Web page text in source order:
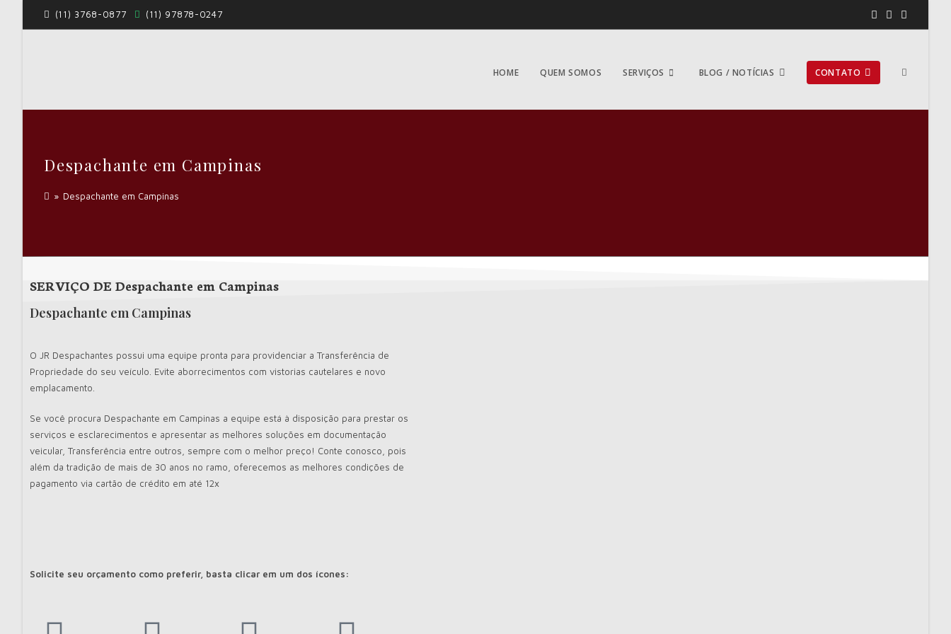
(11) 3768-0877 (11) 97878-0247
HOME QUEM SOMOS SERVIÇOS BLOG / NOTÍCIAS CONTATO
Despachante em Campinas
» Despachante em Campinas
SERVIÇO DE Despachante em Campinas
Despachante em Campinas
O JR Despachantes possui uma equipe pronta para providenciar a Transferência de
Propriedade do seu veículo. Evite aborrecimentos com vistorias cautelares e novo
emplacamento.
Se você procura Despachante em Campinas a equipe está à disposição para prestar os
serviços e esclarecimentos e apresentar as melhores soluções em documentação
veicular, Transferência entre outros, sempre com o melhor preço! Conte conosco, pois
além da tradição de mais de 30 anos no ramo, oferecemos as melhores condições de
pagamento via cartão de crédito em até 12x
Solicite seu orçamento como preferir, basta clicar em um dos ícones: